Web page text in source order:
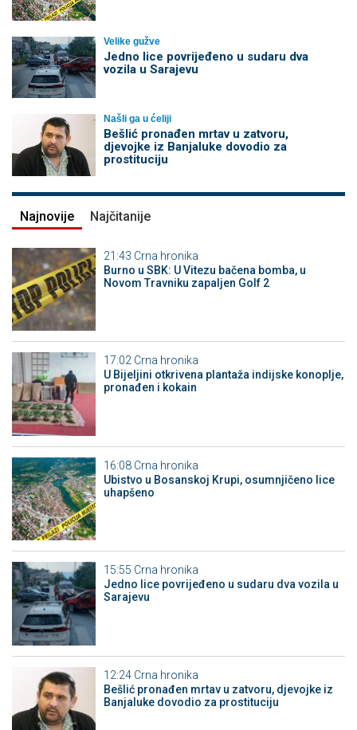
Velike gužve
Јedno lice povrijeđeno u sudaru dva
vozila u Sarajevu
Našli ga u ćeliji
Bešlić pronađen mrtav u zatvoru,
djevojke iz Banjaluke dovodio za
prostituciju
Najnovije Najčitanije
21:43 Crna hronika
Burno u SBK: U Vitezu bačena bomba, u
Novom Travniku zapaljen Golf 2
17:02 Crna hronika
​U Bijeljini otkrivena plantaža indijske konoplje,
pronađen i kokain
16:08 Crna hronika
Ubistvo u Bosanskoj Krupi, osumnjičeno lice
uhapšeno
15:55 Crna hronika
Јedno lice povrijeđeno u sudaru dva vozila u
Sarajevu
12:24 Crna hronika
Bešlić pronađen mrtav u zatvoru, djevojke iz
Banjaluke dovodio za prostituciju